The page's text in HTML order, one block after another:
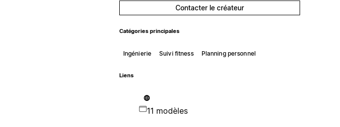
Contacter le créateur
Catégories principales
Ingénierie Suivi fitness Planning personnel
Liens
11 modèles